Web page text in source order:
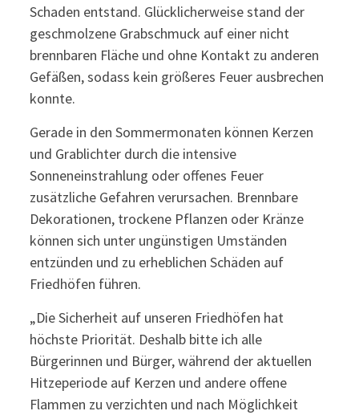
Schaden entstand. Glücklicherweise stand der
geschmolzene Grabschmuck auf einer nicht
brennbaren Fläche und ohne Kontakt zu anderen
Gefäßen, sodass kein größeres Feuer ausbrechen
konnte.
Gerade in den Sommermonaten können Kerzen
und Grablichter durch die intensive
Sonneneinstrahlung oder offenes Feuer
zusätzliche Gefahren verursachen. Brennbare
Dekorationen, trockene Pflanzen oder Kränze
können sich unter ungünstigen Umständen
entzünden und zu erheblichen Schäden auf
Friedhöfen führen.
„Die Sicherheit auf unseren Friedhöfen hat
höchste Priorität. Deshalb bitte ich alle
Bürgerinnen und Bürger, während der aktuellen
Hitzeperiode auf Kerzen und andere offene
Flammen zu verzichten und nach Möglichkeit